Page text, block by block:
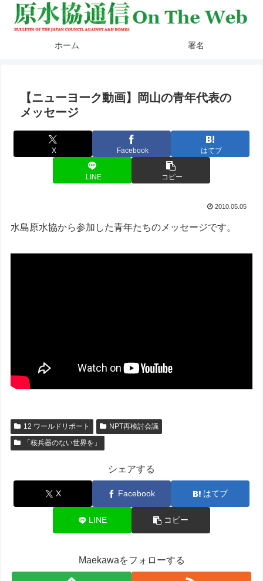
ホーム 署名
【ニューヨーク動画】岡山の青年代表の
メッセージ
X Facebook はてブ
LINE コピー
2010.05.05
水島原水協から参加した青年たちのメッセージです。
12 ワールドリポート
NPT再検討会議
「核兵器のない世界を」
シェアする
X Facebook はてブ
LINE コピー
Maekawaをフォローする